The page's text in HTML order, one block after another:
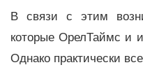
В связи с этим
которые ОрелТаймс и
Однако практически